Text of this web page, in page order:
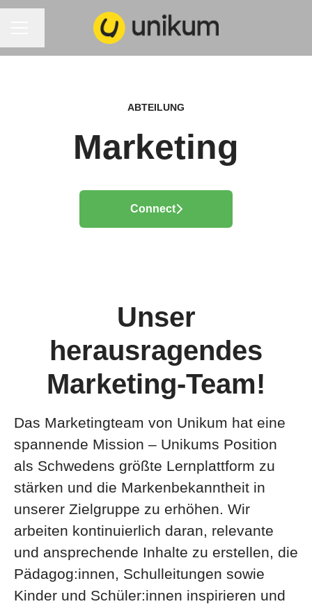
KARRIEREMENÜ
Sprache ändern
ABTEILUNG
Marketing
Connect
Unser
herausragendes
Marketing-Team!
Das Marketingteam von Unikum hat eine
spannende Mission – Unikums Position
als Schwedens größte Lernplattform zu
stärken und die Markenbekanntheit in
unserer Zielgruppe zu erhöhen. Wir
arbeiten kontinuierlich daran, relevante
und ansprechende Inhalte zu erstellen, die
Pädagog:innen, Schulleitungen sowie
Kinder und Schüler:innen inspirieren und